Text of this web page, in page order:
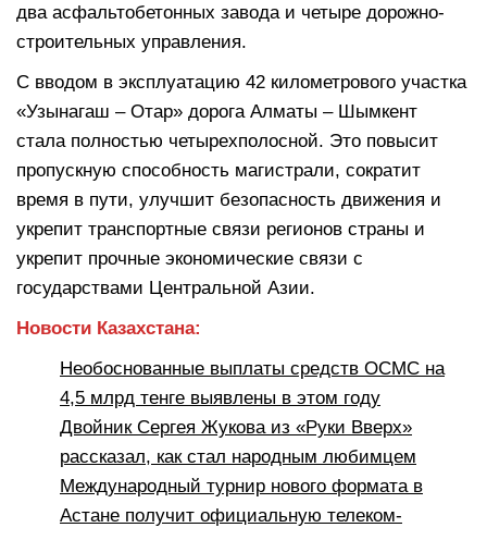
два асфальтобетонных завода и четыре дорожно-
строительных управления.
С вводом в эксплуатацию 42 километрового участка
«Узынагаш – Отар» дорога Алматы – Шымкент
стала полностью четырехполосной. Это повысит
пропускную способность магистрали, сократит
время в пути, улучшит безопасность движения и
укрепит транспортные связи регионов страны и
укрепит прочные экономические связи с
государствами Центральной Азии.
Новости Казахстана:
Необоснованные выплаты средств ОСМС на
4,5 млрд тенге выявлены в этом году
Двойник Сергея Жукова из «Руки Вверх»
рассказал, как стал народным любимцем
Международный турнир нового формата в
Астане получит официальную телеком-